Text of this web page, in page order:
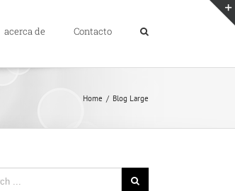
acerca de Contacto
Home / Blog Large